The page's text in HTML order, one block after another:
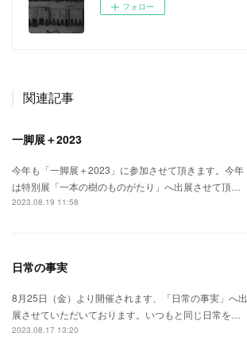
フォロー
関連記事
一脚展＋2023
今年も「一脚展＋2023」に参加させて頂きます。今年
は特別展「一本の樹のものがたり」へ出展させて頂…
2023.08.19 11:58
日常の事実
8月25日（金）より開催されます、「日常の事実」へ出
展させていただいております。いつもと同じ日常を…
2023.08.17 13:20